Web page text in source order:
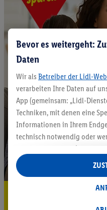
Bevor es weitergeht:
Daten
Wir als Betreiber der Lidl-
verarbeiten Ihre Daten auf
App (gemeinsam: „Lidl-
Techniken, mit denen eine
Informationen in Ihrem
technisch notwendig oder
auch durch Partner (u.a.
Verantwortliche; im
insgesamt
Statistik-Erstellung oder für